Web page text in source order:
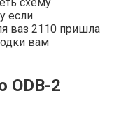
если
ваз 2110 пришла
вам
ODB-2